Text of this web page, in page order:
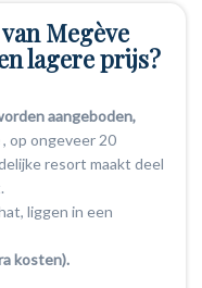
Megève
lagere prijs?
aangeboden,
, op ongeveer 20
resort maakt deel
liggen in een
kosten).